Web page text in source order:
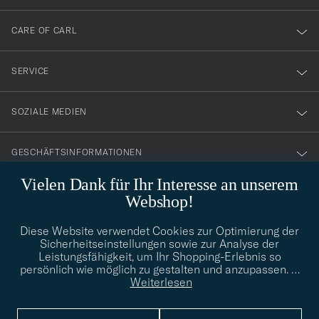
Vielen Dank für Ihr Interesse an unserem
Webshop!
Diese Website verwendet Cookies zur Optimierung der
Sicherheitseinstellungen sowie zur Analyse der
Leistungsfähigkeit, um Ihr Shopping-Erlebnis so
persönlich wie möglich zu gestalten und anzupassen. …
Weiterlesen
dig
till
vårt
nyhetsbrev!
CARE OF CARL
SERVICE
SOZIALE MEDIEN
GESCHÄFTSINFORMATIONEN
info@careofcarl.de
Benötigen Sie Hilfe bei der Suche nach Ihrem persönlichen Stil?
Wenden Sie sich an uns, wir helfen Ihnen gerne weiter!
STILBERATUNG